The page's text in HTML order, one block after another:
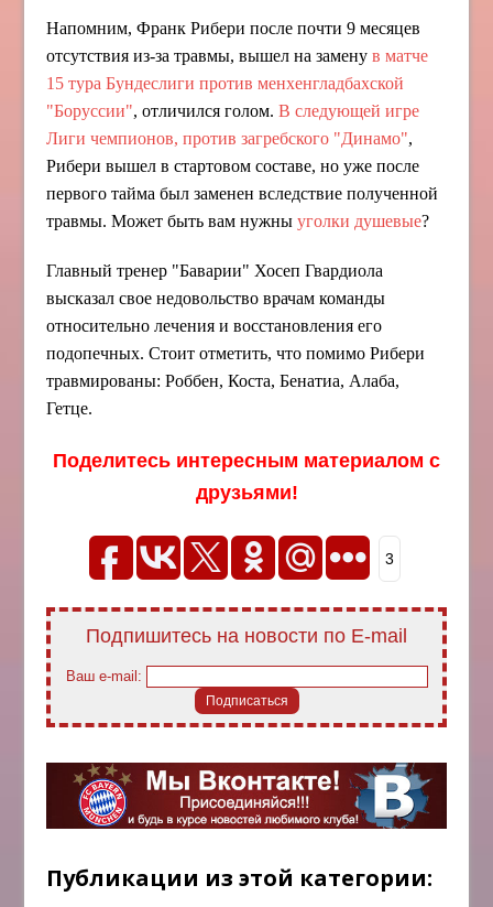
Напомним, Франк Рибери после почти 9 месяцев
отсутствия из-за травмы, вышел на заменув матче
15 тура Бундеслиги против менхенгладбахской
"Боруссии", отличился голом.В следующей игре
Лиги чемпионов, против загребского "Динамо",
Рибери вышел в стартовом составе, но уже после
первого тайма был заменен вследствие полученной
травмы. Может быть вам нужныуголки душевые?
Главный тренер "Баварии" Хосеп Гвардиола
высказал свое недовольство врачам команды
относительно лечения и восстановления его
подопечных. Стоит отметить, что помимо Рибери
травмированы: Роббен, Коста, Бенатиа, Алаба,
Гетце.
Поделитесь интересным материалом с
друзьями!
3
Подпишитесь на новости по E-mail
Ваш e-mail:
Публикации из этой категории: